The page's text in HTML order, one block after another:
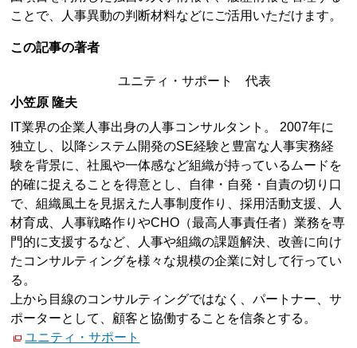
ことで、人事異動の判断材料などにご活用いただけます。
この記事の著者
ユニティ・サポート 代表
小笠原 隆夫
IT業界の企業人事出身の人事コンサルタント。 2007年に
独立し、以降システム開発のSE経験と豊富な人事実務経
験を背景に、社風や一体感など組織が持っているムードを
的確に捉えることを得意とし、自律・自発・自責の切り口
で、組織風土を見据えた人事制度作り、採用活動支援、人
材育成、人事戦略作りやCHO（最高人事責任者）業務を専
門的に支援するなど、人事や組織の課題解決、改善に向け
たコンサルティングを様々な規模の企業に対して行ってい
る。
上から目線のコンサルティングではなく、パートナー、サ
ポーターとして、顧客と協働することを信条とする。
ユニティ・サポート